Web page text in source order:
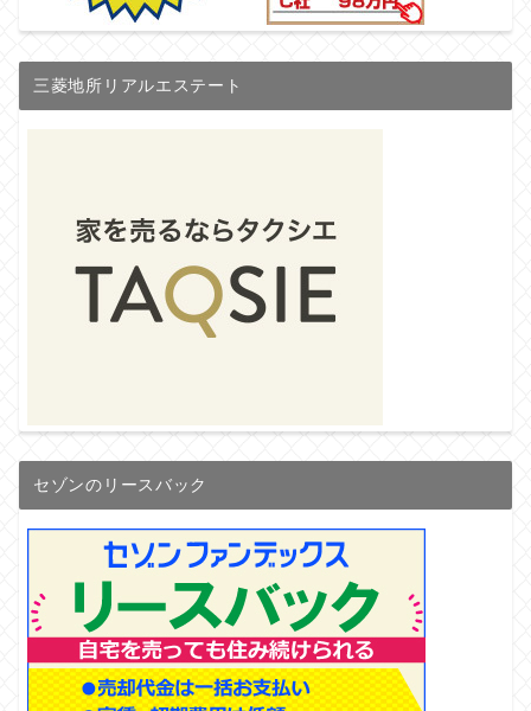
三菱地所リアルエステート
セゾンのリースバック